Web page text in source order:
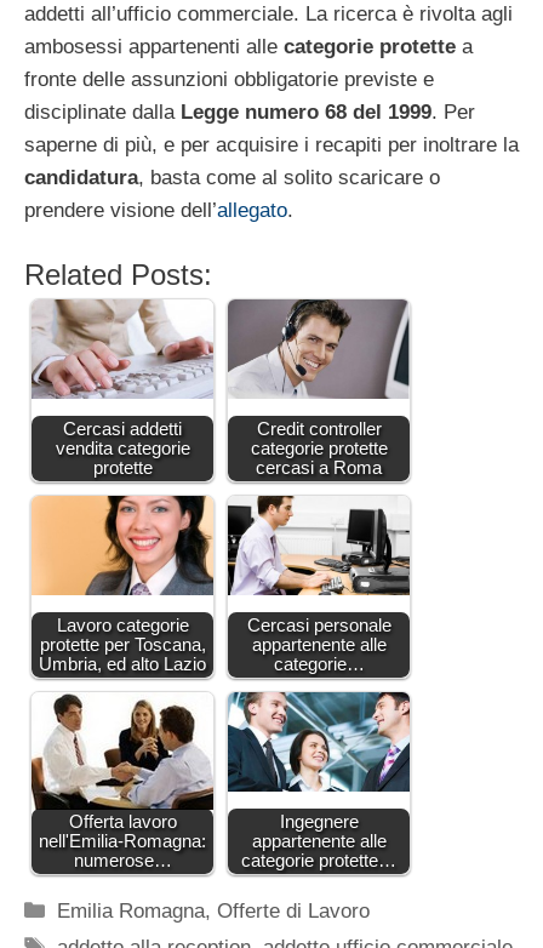
addetti all’ufficio commerciale. La ricerca è rivolta agli
ambosessi appartenenti alle categorie protette a
fronte delle assunzioni obbligatorie previste e
disciplinate dalla Legge numero 68 del 1999. Per
saperne di più, e per acquisire i recapiti per inoltrare la
candidatura, basta come al solito scaricare o
prendere visione dell’allegato.
Related Posts:
Cercasi addetti
vendita categorie
protette
Credit controller
categorie protette
cercasi a Roma
Lavoro categorie
protette per Toscana,
Umbria, ed alto Lazio
Cercasi personale
appartenente alle
categorie…
Offerta lavoro
nell'Emilia-Romagna:
numerose…
Ingegnere
appartenente alle
categorie protette…
Categorie
Emilia Romagna,Offerte di Lavoro
Tag